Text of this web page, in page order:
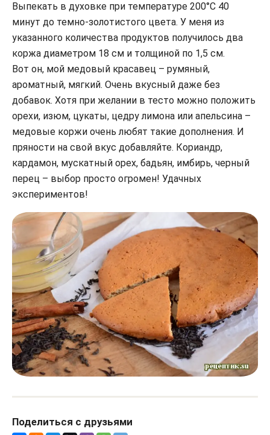
Выпекать в духовке при температуре 200°С 40
минут до темно-золотистого цвета. У меня из
указанного количества продуктов получилось два
коржа диаметром 18 см и толщиной по 1,5 см.
Вот он, мой медовый красавец – румяный,
ароматный, мягкий. Очень вкусный даже без
добавок. Хотя при желании в тесто можно положить
орехи, изюм, цукаты, цедру лимона или апельсина –
медовые коржи очень любят такие дополнения. И
пряности на свой вкус добавляйте. Кориандр,
кардамон, мускатный орех, бадьян, имбирь, черный
перец – выбор просто огромен! Удачных
экспериментов!
Поделиться с друзьями